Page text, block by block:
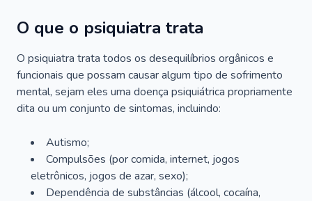
O que o psiquiatra trata
O psiquiatra trata todos os desequilíbrios orgânicos e
funcionais que possam causar algum tipo de sofrimento
mental, sejam eles uma doença psiquiátrica propriamente
dita ou um conjunto de sintomas, incluindo:
Autismo;
Compulsões (por comida, internet, jogos
eletrônicos, jogos de azar, sexo);
Dependência de substâncias (álcool, cocaína,